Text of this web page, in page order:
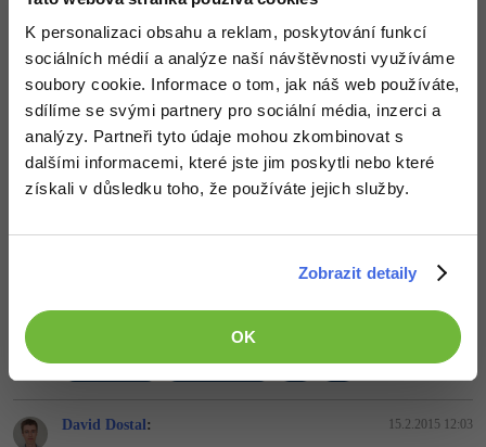
K personalizaci obsahu a reklam, poskytování funkcí
sociálních médií a analýze naší návštěvnosti využíváme
soubory cookie. Informace o tom, jak náš web používáte,
sdílíme se svými partnery pro sociální média, inzerci a
analýzy. Partneři tyto údaje mohou zkombinovat s
dalšími informacemi, které jste jim poskytli nebo které
získali v důsledku toho, že používáte jejich služby.
Zobrazit detaily
OK
Nahoru Odpovědět
Tomáš Maňhal: 15.2.2015 11:20
Pro úplnost taky házím na leteckou, kdyby náhodou byl problém
se stažením z mého hostingu
http://leteckaposta.cz/437914046
15.2.2015 11:56
musel jsem ještě jednu věc upravit, nová verze
Nahoru Odpovědět
David Dostal: 15.2.2015 12:03